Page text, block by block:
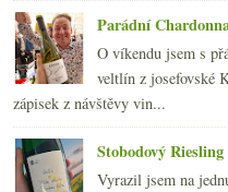
►ledna
►2007(108)
Parádní
O víkendu jsem s
veltlín z josefovské
zápisek z návštěvy vin...
Stobodový
Vyrazil jsem na